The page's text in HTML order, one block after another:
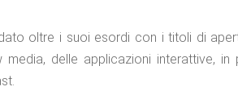
oltre i suoi esordi con i titoli di
delle applicazioni interattive, in